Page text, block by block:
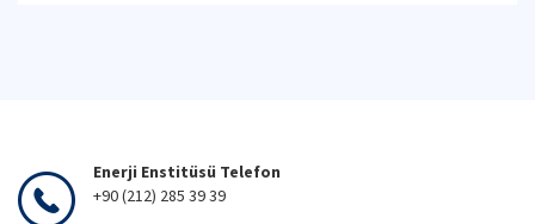
Enerji Enstitüsü Telefon
+90 (212) 285 39 39